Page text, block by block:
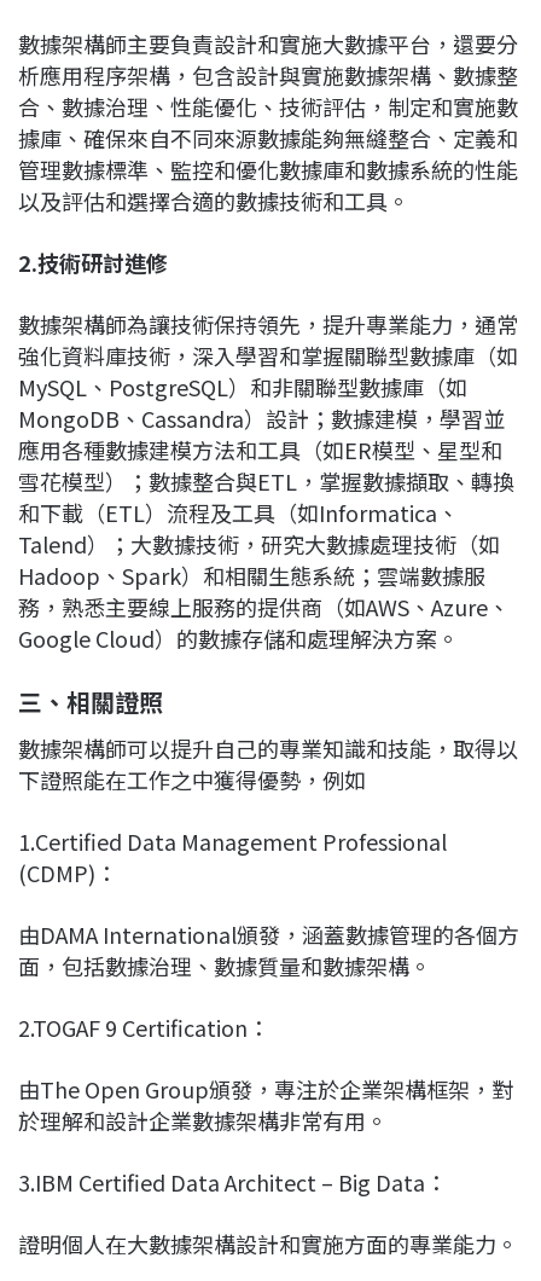
數據架構師主要負責設計和實施大數據平台，還要分
析應用程序架構，包含設計與實施數據架構、數據整
合、數據治理、性能優化、技術評估，制定和實施數
據庫、確保來自不同來源數據能夠無縫整合、定義和
管理數據標準、監控和優化數據庫和數據系統的性能
以及評估和選擇合適的數據技術和工具。
2.技術研討進修
數據架構師為讓技術保持領先，提升專業能力，通常
強化資料庫技術，深入學習和掌握關聯型數據庫（如
MySQL、PostgreSQL）和非關聯型數據庫（如
MongoDB、Cassandra）設計；數據建模，學習並
應用各種數據建模方法和工具（如ER模型、星型和
雪花模型）；數據整合與ETL，掌握數據擷取、轉換
和下載（ETL）流程及工具（如Informatica、
Talend）；大數據技術，研究大數據處理技術（如
Hadoop、Spark）和相關生態系統；雲端數據服
務，熟悉主要線上服務的提供商（如AWS、Azure、
Google Cloud）的數據存儲和處理解決方案。
三、相關證照
數據架構師可以提升自己的專業知識和技能，取得以
下證照能在工作之中獲得優勢，例如
1.Certified Data Management Professional
(CDMP)：
由DAMA International頒發，涵蓋數據管理的各個方
面，包括數據治理、數據質量和數據架構。
2.TOGAF 9 Certification：
由The Open Group頒發，專注於企業架構框架，對
於理解和設計企業數據架構非常有用。
3.IBM Certified Data Architect – Big Data：
證明個人在大數據架構設計和實施方面的專業能力。